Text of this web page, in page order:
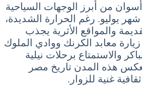
من أبرز الوجهات السياحية
يوليو. رغم الحرارة الشديدة،
والمواقع الأثرية يجذب
معابد الكرنك ووادي الملوك
والاستمتاع برحلات نيلية
هذه المدن تاريخ مصر
غنية للزوار.